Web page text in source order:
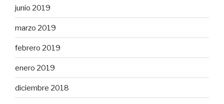
junio 2019
marzo 2019
febrero 2019
enero 2019
diciembre 2018